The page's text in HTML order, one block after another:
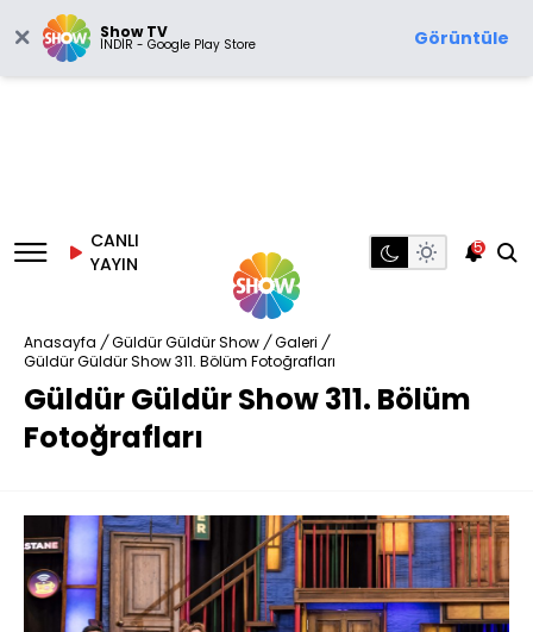
Show TV
İNDİR - Google Play Store Görüntüle
CANLI
YAYIN
5
Anasayfa / Güldür Güldür Show / Galeri /
Güldür Güldür Show 311. Bölüm Fotoğrafları
Güldür Güldür Show 311. Bölüm
Fotoğrafları